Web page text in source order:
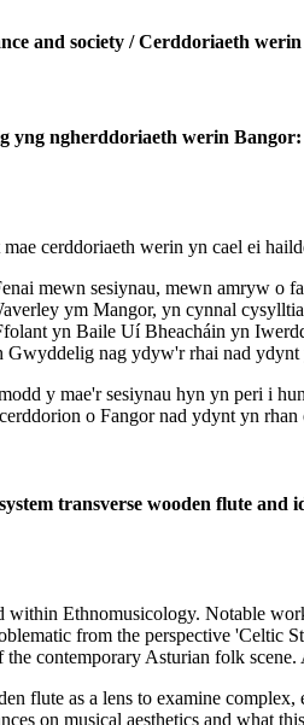
and society / Cerddoriaeth
yng ngherddoriaeth werin
cerddoriaeth werin yn cael ei
mewn sesiynau, mewn amryw o
ym Mangor, yn cynnal
yn Baile Uí Bheacháin yn
Gwyddelig nag ydyw'r rhai nad
y mae'r sesiynau hyn yn peri i
o Fangor nad ydynt yn
transverse wooden flute
within Ethnomusicology. Notable
from the perspective 'Celtic
contemporary Asturian folk
flute as a lens to examine
on musical aesthetics and what